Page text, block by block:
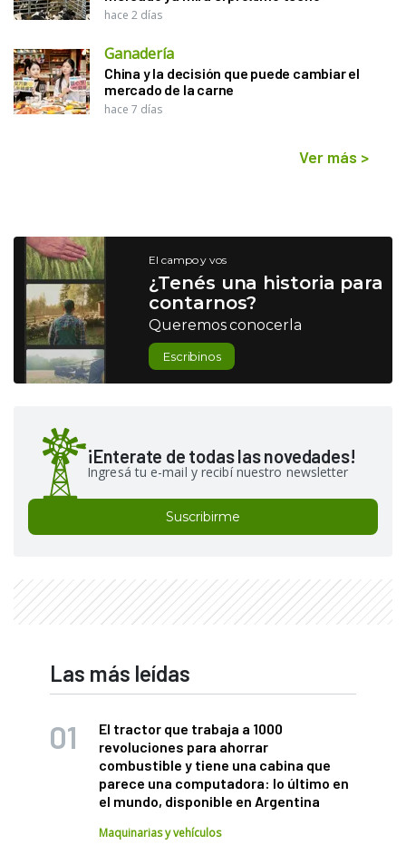
hace 2 días
Ganadería
China y la decisión que puede cambiar el
mercado de la carne
hace 7 días
Ver más >
El campo y vos
¿Tenés una historia para
contarnos?
Queremos conocerla
Escribinos
¡Enterate de todas las novedades!
Ingresá tu e-mail y recibí nuestro newsletter
Suscribirme
Las más leídas
El tractor que trabaja a 1000
revoluciones para ahorrar
combustible y tiene una cabina que
parece una computadora: lo último en
el mundo, disponible en Argentina
Maquinarias y vehículos